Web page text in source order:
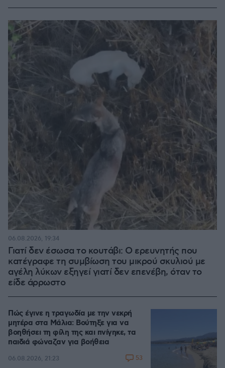
Γιατί δεν έσωσα το κουτάβι: Ο ερευνητής που
κατέγραφε τη συμβίωση του μικρού σκυλιού με
αγέλη λύκων εξηγεί γιατί δεν επενέβη, όταν το
είδε άρρωστο
06.08.2026, 19:34
Πώς έγινε η τραγωδία με την νεκρή
μητέρα στα Μάλια: Βούτηξε για να
βοηθήσει τη φίλη της και πνίγηκε, τα
παιδιά φώναζαν για βοήθεια
06.08.2026, 21:23 53